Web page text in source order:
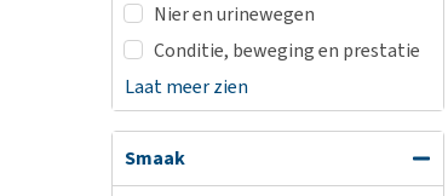
Nier en urinewegen
Conditie, beweging en prestatie
Laat meer zien
Smaak